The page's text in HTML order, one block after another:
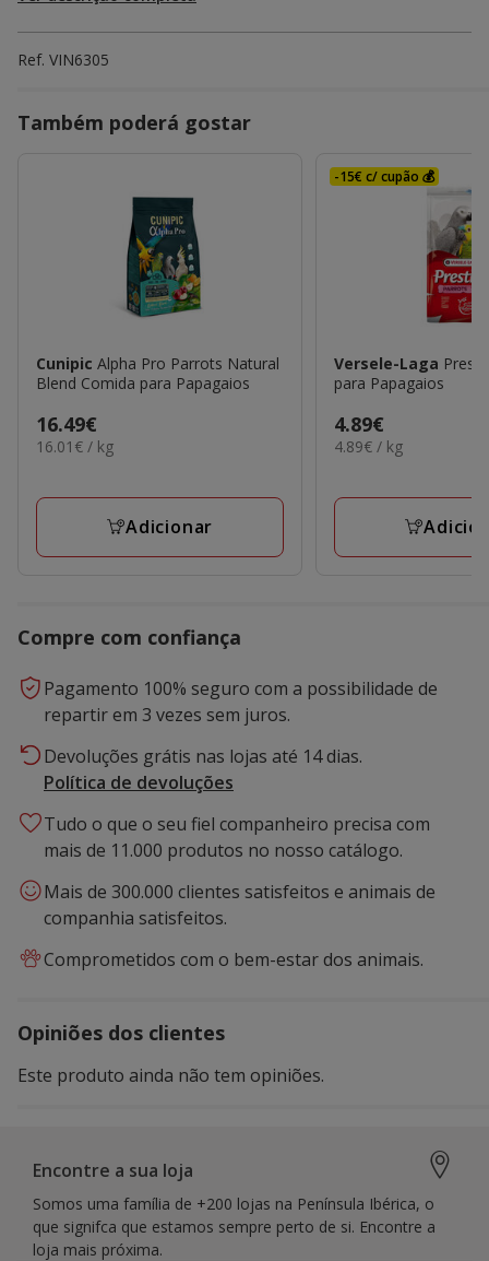
Ref. VIN6305
Também poderá gostar
Cunipic Alpha Pro Parrots Natural
Blend Comida para Papagaios
Preço
16.49€
16.49€
16.01€
16.01€ / kg
Adicionar
-15€ c/ cupão 💰
Versele-Laga
para Papagaios
Preço
4.89€
4.89€
4.89€
4.89€ / kg
Compre com confiança
Pagamento 100% seguro com a possibilidade de
repartir em 3 vezes sem juros.
Devoluções grátis nas lojas até 14 dias.
Política de devoluções
Tudo o que o seu fiel companheiro precisa com
mais de 11.000 produtos no nosso catálogo.
Mais de 300.000 clientes satisfeitos e animais de
companhia satisfeitos.
Comprometidos com o bem-estar dos animais.
Opiniões dos clientes
Este produto ainda não tem opiniões.
Encontre a sua loja
Somos uma família de +200 lojas na Península Ibérica, o
que signifca que estamos sempre perto de si. Encontre a
loja mais próxima.